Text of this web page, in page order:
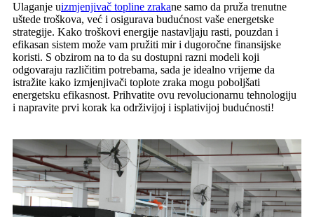
Ulaganje uizmjenjivač topline zrakane samo da pruža trenutne
uštede troškova, već i osigurava budućnost vaše energetske
strategije. Kako troškovi energije nastavljaju rasti, pouzdan i
efikasan sistem može vam pružiti mir i dugoročne finansijske
koristi. S obzirom na to da su dostupni razni modeli koji
odgovaraju različitim potrebama, sada je idealno vrijeme da
istražite kako izmjenjivači toplote zraka mogu poboljšati
energetsku efikasnost. Prihvatite ovu revolucionarnu tehnologiju
i napravite prvi korak ka održivijoj i isplativijoj budućnosti!